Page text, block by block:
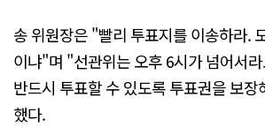
송 위원장은 "빨리 투표지를 이송하라.
이냐"며 "선관위는 오후 6시가 넘어서
반드시 투표할 수 있도록 투표권을 보
했다.